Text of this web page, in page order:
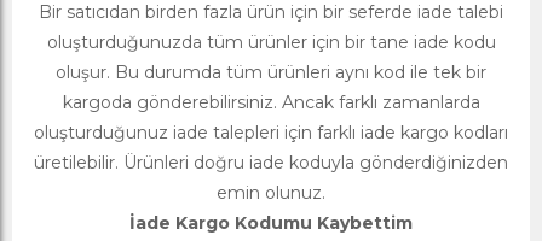
Bir satıcıdan birden fazla ürün için bir seferde iade talebi
oluşturduğunuzda tüm ürünler için bir tane iade kodu
oluşur. Bu durumda tüm ürünleri aynı kod ile tek bir
kargoda gönderebilirsiniz. Ancak farklı zamanlarda
oluşturduğunuz iade talepleri için farklı iade kargo kodları
üretilebilir. Ürünleri doğru iade koduyla gönderdiğinizden
emin olunuz.
İade Kargo Kodumu Kaybettim